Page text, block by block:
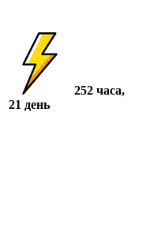
252 часа,
21 день